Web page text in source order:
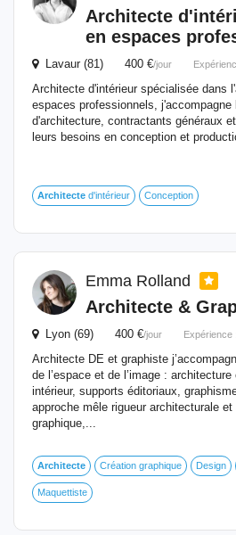
Architecte
en espaces
Lavaur (81) 400 €/jour
Architecte d'intérieur spécialisée dans
espaces professionnels,
d'architecture, contractants généraux
leurs besoins en conception et
Architecte d'intérieur Conception
Emma Rolland
Architecte &
Lyon (69) 400 €/jour Expérience :
Architecte DE et graphiste
de l’espace et de l’image :
intérieur, supports éditoriaux,
approche mêle rigueur architecturale et
graphique,...
Architecte Création graphique Design
Maquettiste